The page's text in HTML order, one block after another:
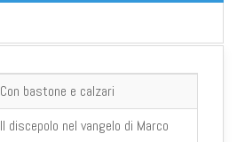
Con bastone e calzari
Il discepolo nel vangelo di Marco